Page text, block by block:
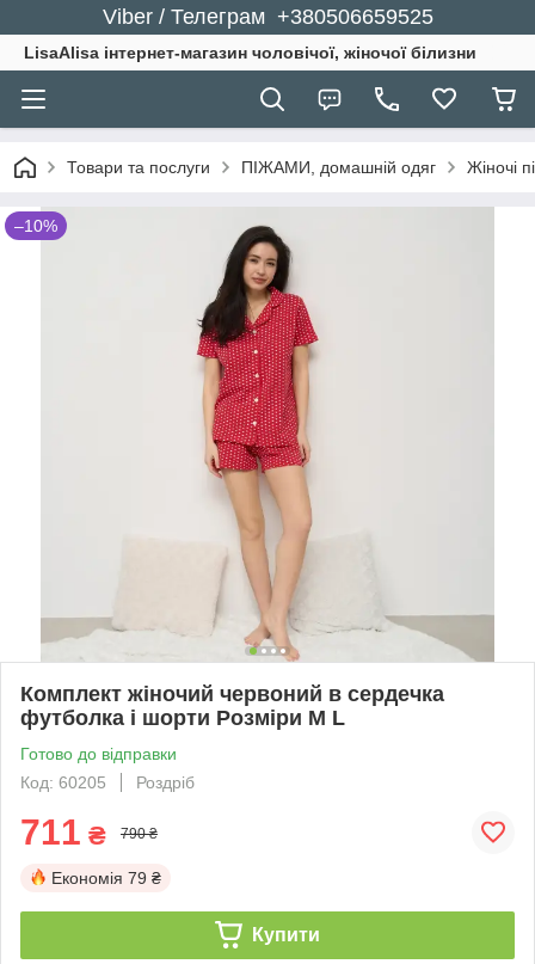
Viber / Телеграм +380506659525
LisaAlisa інтернет-магазин чоловічої, жіночої білизни
Товари та послуги ПІЖАМИ, домашній одяг Жіночі
–10%
Комплект жіночий червоний в сердечка
футболка і шорти Розміри M L
Готово до відправки
Код: 60205
Роздріб
711 ₴ 790 ₴
Економія 79 ₴
Купити